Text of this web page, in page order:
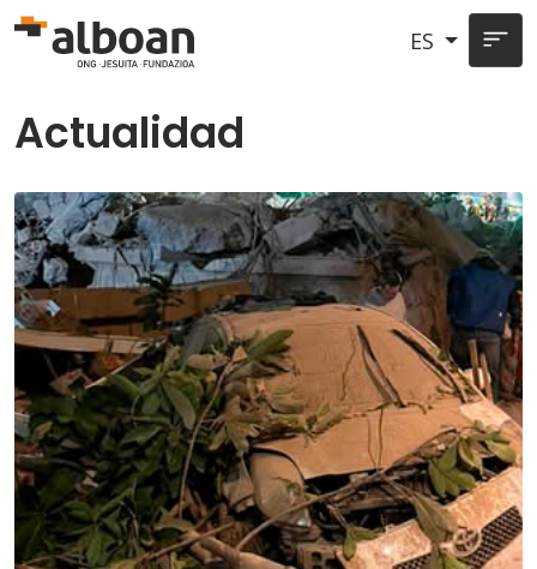
Pasar al contenido principal
ES
Actualidad